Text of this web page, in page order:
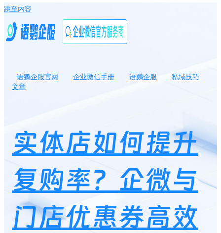
跳至内容
语鹦企服官网 企业微信手册 语鹦企服
私域技巧
文章
实体店如何提升
复购率？企微与
门店优惠券高效